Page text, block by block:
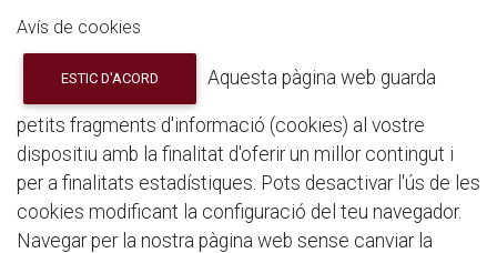
Avís de cookies
ESTIC D'ACORD Aquesta pàgina web guarda
petits fragments d'informació (cookies) al vostre
dispositiu amb la finalitat d'oferir un millor contingut i
per a finalitats estadístiques. Pots desactivar l'ús de les
cookies modificant la configuració del teu navegador.
Navegar per la nostra pàgina web sense canviar la